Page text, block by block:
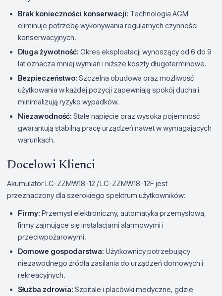
Brak konieczności konserwacji: Technologia AGM
eliminuje potrzebę wykonywania regularnych czynności
konserwacyjnych.
Długa żywotność: Okres eksploatacji wynoszący od 6 do 9
lat oznacza mniej wymian i niższe koszty długoterminowe.
Bezpieczeństwo: Szczelna obudowa oraz możliwość
użytkowania w każdej pozycji zapewniają spokój ducha i
minimalizują ryzyko wypadków.
Niezawodność: Stałe napięcie oraz wysoka pojemność
gwarantują stabilną pracę urządzeń nawet w wymagających
warunkach.
Docelowi Klienci
Akumulator LC-ZZMW18-12 / LC-ZZMW18-12F jest
przeznaczony dla szerokiego spektrum użytkowników:
Firmy: Przemysł elektroniczny, automatyka przemysłowa,
firmy zajmujące się instalacjami alarmowymi i
przeciwpożarowymi.
Domowe gospodarstwa: Użytkownicy potrzebujący
niezawodnego źródła zasilania do urządzeń domowych i
rekreacyjnych.
Służba zdrowia: Szpitale i placówki medyczne, gdzie